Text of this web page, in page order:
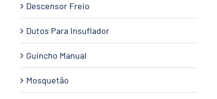
Descensor Freio
Dutos Para Insuflador
Guincho Manual
Mosquetão